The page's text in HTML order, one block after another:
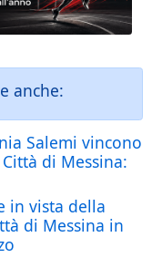
anche:
Salemi vincono
di Messina:
in vista della
di Messina in